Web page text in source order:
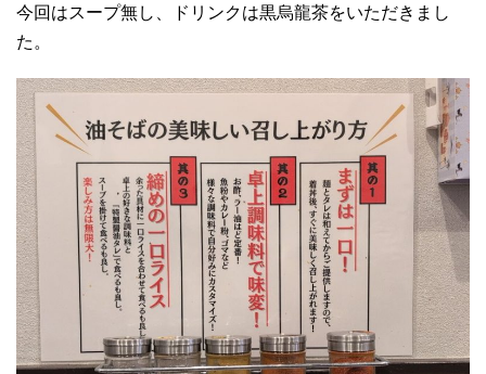
今回はスープ無し、ドリンクは黒烏龍茶をいただきまし
た。